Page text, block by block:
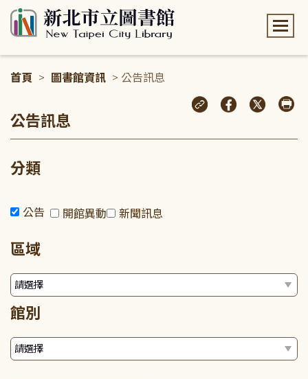
首頁 > 圖書館資訊 > 公告訊息
公告訊息
分類
公告 開館異動 新聞訊息
區域
館別